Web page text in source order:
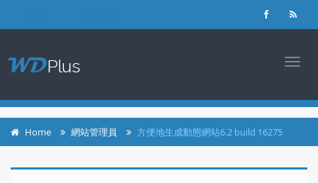
Home 網站管理員 方便地生成動態網站6.2 build 16275